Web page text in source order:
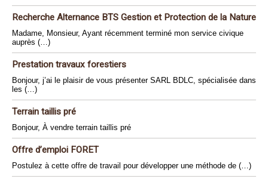
Recherche Alternance BTS Gestion et Protection de la Nature
Madame, Monsieur, Ayant récemment terminé mon service civique
auprès (…)
Prestation travaux forestiers
Bonjour, j’ai le plaisir de vous présenter SARL BDLC, spécialisée dans
les (…)
Terrain taillis pré
Bonjour, À vendre terrain taillis pré
Offre d’emploi FORET
Postulez à cette offre de travail pour développer une méthode de (…)